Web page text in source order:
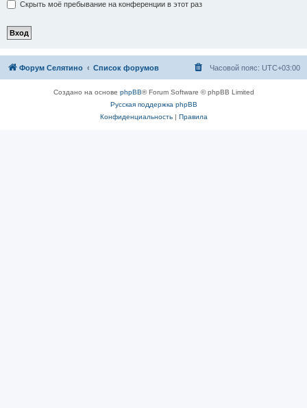
Скрыть моё пребывание на конференции в этот раз
Форум Селятино Список форумов Часовой пояс: UTC+03:00
Создано на основе phpBB® Forum Software © phpBB Limited
Русская поддержка phpBB
Конфиденциальность| Правила